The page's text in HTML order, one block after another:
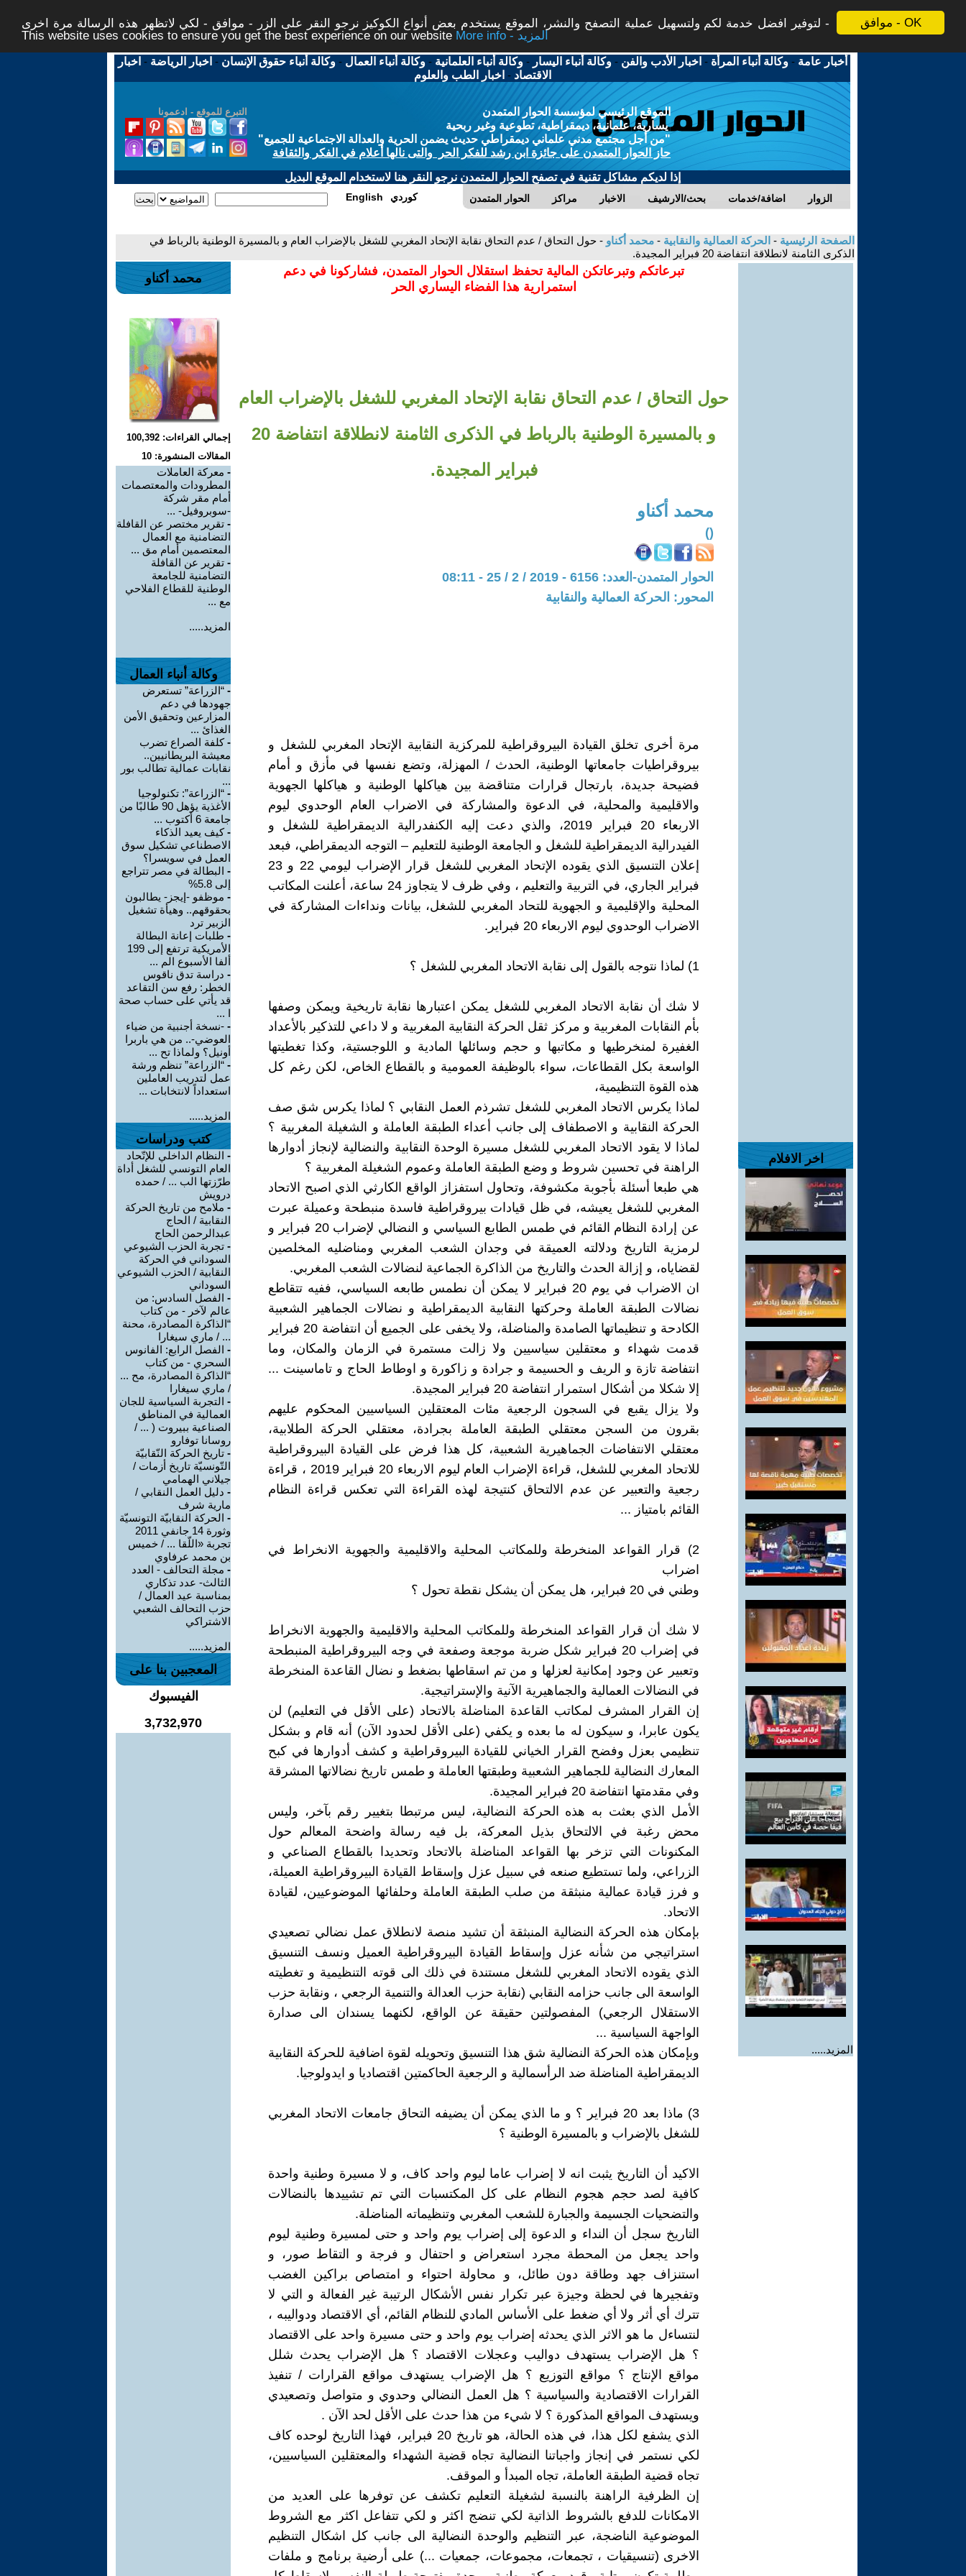
موافق - OK
لتوفير افضل خدمة لكم ولتسهيل عملية التصفح والنشر، الموقع يستخدم بعض أنواع الكوكيز نرجو النقر على الزر - موافق - لكي لاتظهر هذه الرسالة مرة اخرى -
This website uses cookies to ensure you get the best experience on our website
More info - المزيد
أخبار عامة -وكالة أنباء المرأة - اخبار الأدب والفن -وكالة أنباء اليسار -وكالة أنباء العلمانية -وكالة أنباء العمال -وكالة أنباء حقوق الإنسان - اخبار الرياضة - اخبار
الاقتصاد - اخبار الطب والعلوم
التبرع للموقع - ادعمونا
الموقع الرئيسي لمؤسسة الحوار المتمدن
يسارية، علمانية، ديمقراطية، تطوعية وغير ربحية
"من أجل مجتمع مدني علماني ديمقراطي حديث يضمن الحرية والعدالة الاجتماعية للجميع"
حاز الحوار المتمدن على جائزة ابن رشد للفكر الحر والتى نالها أعلام في الفكر والثقافة
إذا لديكم مشاكل تقنية في تصفح الحوار المتمدن نرجو النقر هنا لاستخدام الموقع البديل
الحوار المتمدن مراكز الاخبار بحث/الارشيف اضافة/خدمات الزوار English كوردي
الصفحة الرئيسية - الحركة العمالية والنقابية - محمد أكناو - حول التحاق / عدم التحاق نقابة الإتحاد المغربي للشغل بالإضراب العام و بالمسيرة الوطنية بالرباط في
الذكرى الثامنة لانطلاقة انتفاضة 20 فبراير المجيدة.
اخر الافلام
المزيد.....
تبرعاتكم وتبرعاتكن المالية تحفظ استقلال الحوار المتمدن، فشاركونا في دعم
استمرارية هذا الفضاء اليساري الحر
حول التحاق / عدم التحاق نقابة الإتحاد المغربي للشغل بالإضراب العام
و بالمسيرة الوطنية بالرباط في الذكرى الثامنة لانطلاقة انتفاضة 20
فبراير المجيدة.
محمد أكناو
()
الحوار المتمدن-العدد: 6156 - 2019 / 2 / 25 - 08:11
المحور: الحركة العمالية والنقابية
مرة أخرى تخلق القيادة البيروقراطية للمركزية النقابية الإتحاد المغربي للشغل و
بيروقراطيات جامعاتها الوطنية، الحدث / المهزلة، وتضع نفسها في مأزق و أمام
فضيحة جديدة، بارتجال قرارات متناقضة بين هياكلها الوطنية و هياكلها الجهوية
والاقليمية والمحلية، في الدعوة والمشاركة في الاضراب العام الوحدوي ليوم
الاربعاء 20 فبراير 2019، والذي دعت إليه الكنفدرالية الديمقراطية للشغل و
الفيدرالية الديمقراطية للشغل و الجامعة الوطنية للتعليم – التوجه الديمقراطي، فبعد
إعلان التنسيق الذي يقوده الإتحاد المغربي للشغل قرار الإضراب ليومي 22 و 23
فبراير الجاري، في التربية والتعليم ، وفي ظرف لا يتجاوز 24 ساعة، أعلنت المكاتب
المحلية والإقليمية و الجهوية للتحاد المغربي للشغل، بيانات ونداءات المشاركة في
الاضراب الوحدوي ليوم الاربعاء 20 فبراير.
1) لماذا نتوجه بالقول إلى نقابة الاتحاد المغربي للشغل ؟
لا شك أن نقابة الاتحاد المغربي للشغل يمكن اعتبارها نقابة تاريخية ويمكن وصفها
بأم النقابات المغربية و مركز ثقل الحركة النقابية المغربية و لا داعي للتذكير بالأعداد
الغفيرة لمنخرطيها و مكاتبها و حجم وسائلها المادية و اللوجستية، وكذا تغطيتها
الواسعة بكل القطاعات، سواء بالوظيفة العمومية و بالقطاع الخاص، لكن رغم كل
هذه القوة التنظيمية،
لماذا يكرس الاتحاد المغربي للشغل تشرذم العمل النقابي ؟ لماذا يكرس شق صف
الحركة النقابية و الاصطفاف إلى جانب أعداء الطبقة العاملة و الشغيلة المغربية ؟
لماذا لا يقود الاتحاد المغربي للشغل مسيرة الوحدة النقابية والنضالية لإنجاز أدوارها
الراهنة في تحسين شروط و وضع الطبقة العاملة وعموم الشغيلة المغربية ؟
هي طبعا أسئلة بأجوبة مكشوفة، وتحاول استفزاز الواقع الكارثي الذي اصبح الاتحاد
المغربي للشغل يعيشه، في ظل قيادات بيروقراطية فاسدة منبطحة وعميلة عبرت
عن إرادة النظام القائم في طمس الطابع السياسي و النضالي لإضراب 20 فبراير و
لرمزية التاريخ ودلالته العميقة في وجدان الشعب المغربي ومناضليه المخلصين
لقضاياه، و إزالة الحدث والتاريخ من الذاكرة الجماعية لنضالات الشعب المغربي.
ان الاضراب في يوم 20 فبراير لا يمكن أن نطمس طابعه السياسي، ففيه تتقاطع
نضالات الطبقة العاملة وحركتها النقابية الديمقراطية و نضالات الجماهير الشعبية
الكادحة و تنظيماتها الصامدة والمناضلة، ولا يخفى على الجميع أن انتفاضة 20 فبراير
قدمت شهداء و معتقلين سياسيين ولا زالت مستمرة في الزمان والمكان، وما
انتفاضة تازة و الريف و الحسيمة و جرادة و زاكورة و اوطاط الحاج و تاماسينت ...
إلا شكلا من أشكال استمرار انتفاضة 20 فبراير المجيدة.
ولا يزال يقبع في السجون الرجعية مئات المعتقلين السياسيين المحكوم عليهم
بقرون من السجن معتقلي الطبقة العاملة بجرادة، معتقلي الحركة الطلابية،
معتقلي الانتفاضات الجماهيرية الشعبية، كل هذا فرض على القيادة البيروقراطية
للاتحاد المغربي للشغل، قراءة الإضراب العام ليوم الاربعاء 20 فبراير 2019 ، قراءة
رجعية والتعبير عن عدم الالتحاق كنتيجة لهذه القراءة التي تعكس قراءة النظام
القائم بامتياز ...
2) قرار القواعد المنخرطة وللمكاتب المحلية والاقليمية والجهوية الانخراط في
اضراب
وطني في 20 فبراير، هل يمكن أن يشكل نقطة تحول ؟
لا شك أن قرار القواعد المنخرطة وللمكاتب المحلية والاقليمية والجهوية الانخراط
في إضراب 20 فبراير شكل ضربة موجعة وصفعة في وجه البيروقراطية المنبطحة
وتعبير عن وجود إمكانية لعزلها و من تم اسقاطها بضغط و نضال القاعدة المنخرطة
في النضالات العمالية والجماهيرية الآنية والإستراتيجية.
إن القرار المشرف لمكاتب القاعدة المناضلة بالاتحاد (على الأقل في التعليم) لن
يكون عابرا، و سيكون له ما بعده و يكفي (على الأقل لحدود الآن) أنه قام و بشكل
تنظيمي بعزل وفضح القرار الخياني للقيادة البيروقراطية و كشف أدوارها في كبح
المعارك النضالية للجماهير الشعبية وطبقتها العاملة و طمس تاريخ نضالاتها المشرقة
وفي مقدمتها انتفاضة 20 فبراير المجيدة.
الأمل الذي بعثت به هذه الحركة النضالية، ليس مرتبطا بتغيير رقم بآخر، وليس
محض رغبة في الالتحاق بذيل المعركة، بل فيه رسالة واضحة المعالم حول
المكنونات التي تزخر بها القواعد المناضلة بالاتحاد وتحديدا بالقطاع الصناعي و
الزراعي، ولما تستطيع صنعه في سبيل عزل وإسقاط القيادة البيروقراطية العميلة،
و فرز قيادة عمالية منبثقة من صلب الطبقة العاملة وحلفائها الموضوعيين، لقيادة
الاتحاد.
بإمكان هذه الحركة النضالية المنبثقة أن تشيد منصة لانطلاق عمل نضالي تصعيدي
استراتيجي من شأنه عزل وإسقاط القيادة البيروقراطية العميل ونسف التنسيق
الذي يقوده الاتحاد المغربي للشغل مستندة في ذلك الى قوته التنظيمية و تغطيته
الواسعة الى جانب حزامه النقابي (نقابة حزب العدالة والتنمية الرجعي ، ونقابة حزب
الاستقلال الرجعي) المفصولتين حقيقة عن الواقع، لكنهما يسندان الى صدارة
الواجهة السياسية ...
وبإمكان هذه الحركة النضالية شق هذا التنسيق وتحويله لقوة اضافية للحركة النقابية
الديمقراطية المناضلة ضد الرأسمالية و الرجعية الحاكمتين اقتصاديا و ايدولوجيا.
3) ماذا بعد 20 فبراير ؟ و ما الذي يمكن أن يضيفه التحاق جامعات الاتحاد المغربي
للشغل بالإضراب و بالمسيرة الوطنية ؟
الاكيد أن التاريخ يثبت انه لا إضراب عاما ليوم واحد كاف، و لا مسيرة وطنية واحدة
كافية لصد حجم هجوم النظام على كل المكتسبات التي تم تشييدها بالنضالات
والتضحيات الجسيمة والجبارة للشعب المغربي وتنظيماته المناضلة.
التاريخ سجل أن النداء و الدعوة إلى إضراب يوم واحد و حتى لمسيرة وطنية ليوم
واحد يجعل من المحطة مجرد استعراض و احتفال و فرجة و التقاط صور، و
استنزاف جهد وطاقة دون طائل، و محاولة احتواء و امتصاص براكين الغضب
وتفجيرها في لحظة وجيزة عبر تكرار نفس الأشكال الرتيبة غير الفعالة و التي لا
تترك أي أثر ولا أي ضغط على الأساس المادي للنظام القائم، أي الاقتصاد ودواليبه ،
لنتساءل ما هو الاثر الذي يحدثه إضراب يوم واحد و حتى مسيرة واحد على الاقتصاد
؟ هل الإضراب يستهدف دواليب وعجلات الاقتصاد ؟ هل الإضراب يحدث شلل
مواقع الإنتاج ؟ مواقع التوزيع ؟ هل الإضراب يستهدف مواقع القرارات / تنفيذ
القرارات الاقتصادية والسياسية ؟ هل العمل النضالي وحدوي و متواصل وتصعيدي
ويستهدف المواقع المذكورة ؟ لا شيء من هذا حدث على الأقل لحد الآن .
الذي يشفع لكل هذا، في هذه الحالة، هو تاريخ 20 فبراير، فهذا التاريخ لوحده كاف
لكي نستمر في إنجاز واجباتنا النضالية تجاه قضية الشهداء والمعتقلين السياسيين،
تجاه قضية الطبقة العاملة، تجاه المبدأ و الموقف.
إن الظرفية الراهنة بالنسبة لشغيلة التعليم تكشف عن توفرها على العديد من
الامكانات للدفع بالشروط الذاتية لكي تنضج اكثر و لكي تتفاعل اكثر مع الشروط
الموضوعية الناضجة، عبر التنظيم والوحدة النضالية الى جانب كل اشكال التنظيم
الاخرى (تنسيقيات ، تجمعات، مجموعات، جمعيات ...) على أرضية برنامج و ملفات
محمد أكناو
إجمالي القراءات: 100,392
المقالات المنشورة: 10
- معركة العاملات
المطرودات والمعتصمات
أمام مقر شركة
-سوبروفيل- ...
- تقرير مختصر عن القافلة
التضامنية مع العمال
المعتصمين أمام مق ...
- تقرير عن القافلة
التضامنية للجامعة
الوطنية للقطاع الفلاحي
مع ...
المزيد.....
وكالة أنباء العمال
- “الزراعة” تستعرض
جهودها في دعم
المزارعين وتحقيق الأمن
الغذائ ...
-كلفة الصراع تضرب
معيشة البريطانيين..
نقابات عمالية تطالب بور
...
- “الزراعة”: تكنولوجيا
الأغذية يؤهل 90 طالبًا من
جامعة 6 أكتوب ...
-كيف يعيد الذكاء
الاصطناعي تشكيل سوق
العمل في سويسرا؟
- البطالة في مصر تتراجع
إلى 5.8%
- موظفو -إيجز- يطالبون
بحقوقهم.. وهيأة تشغيل
الزبير ترد
- طلبات إعانة البطالة
الأمريكية ترتفع إلى 199
ألفا الأسبوع الم ...
- دراسة تدق ناقوس
الخطر: رفع سن التقاعد
قد يأتي على حساب صحة
ا ...
- -نسخة أجنبية من ضياء
العوضي-.. من هي باربرا
أونيل؟ ولماذا تح ...
- “الزراعة” تنظم ورشة
عمل لتدريب العاملين
استعداداً لانتخابات ...
المزيد.....
كتب ودراسات
- النظام الداخلي للإتّحاد
العام التونسي للشغل أداة
طرّزتها الب ... / حمده
درويش
- ملامح من تاريخ الحركة
النقابية / الحاج
عبدالرحمن الحاج
- تجربة الحزب الشيوعي
السوداني في الحركة
النقابية / الحزب الشيوعي
السوداني
- الفصل السادس: من
عالم لآخر - من كتاب
“الذاكرة المصادرة، محنة
... / ماري سيغارا
- الفصل الرابع: الفانوس
السحري - من كتاب
“الذاكرة المصادرة، مح ...
/ ماري سيغارا
- التجربة السياسية للجان
العمالية في المناطق
الصناعية ببيروت ( ... /
روسانا توفارو
- تاريخ الحركة النّقابيّة
التّونسيّة تاريخ أزمات /
جيلاني الهمامي
- دليل العمل النقابي /
مارية شرف
- الحركة النقابيّة التونسيّة
وثورة 14 جانفي 2011
تجربة «اللّقا ... / خميس
بن محمد عرفاوي
- مجلة التحالف - العدد
الثالث- عدد تذكاري
بمناسبة عيد العمال /
حزب التحالف الشعبي
الاشتراكي
المزيد.....
المعجبين بنا على
الفيسبوك
3,732,970